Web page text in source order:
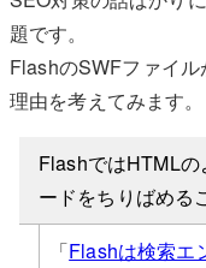
題です。
FlashのSWFファイ
理由を考えてみます。
FlashではHTML
ードをちりばめる
「Flashは検索エ